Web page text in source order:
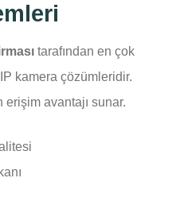
tarafından en çok
kamera çözümleridir.
avantajı sunar.